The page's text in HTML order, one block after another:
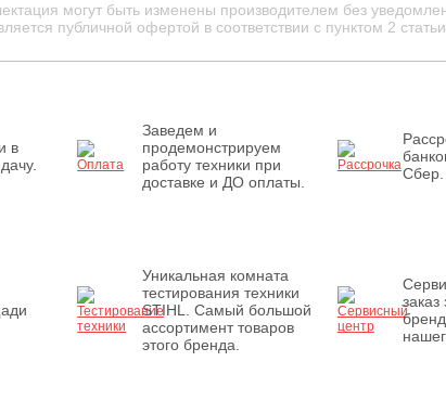
могут быть изменены производителем без
публичной офертой в соответствии с пунктом 2
в
Заведем и
продемонстрируем
работу техники при
доставке и ДО оплаты.
Сбер.
Уникальная комната
тестирования техники
STIHL. Самый большой
ассортимент товаров
этого бренда.
заказ